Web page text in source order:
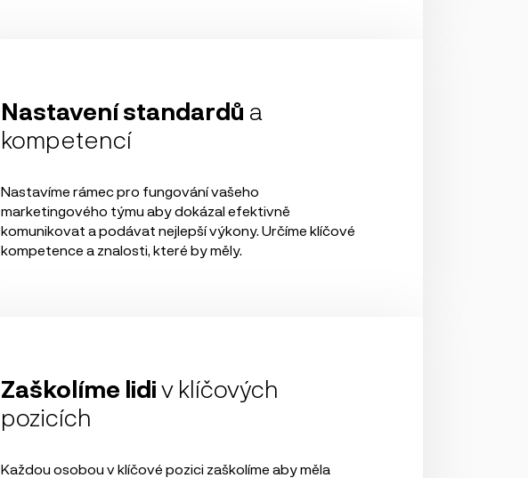
Nastavení standardů a
kompetencí
Nastavíme rámec pro fungování vašeho
marketingového týmu aby dokázal efektivně
komunikovat a podávat nejlepší výkony. Určíme klíčové
kompetence a znalosti, které by měly.
Zaškolíme lidiv klíčových
pozicích
Každou osobou v klíčové pozici zaškolíme aby měla